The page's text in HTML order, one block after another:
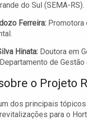
do Sul (SEMA-RS).
Ferreira:
Hinata: Doutora em
de
o Projeto
dos principais
para o